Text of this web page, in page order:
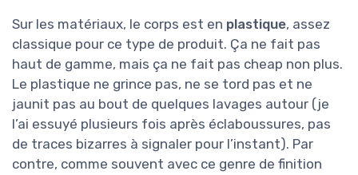
Sur les matériaux, le corps est en plastique, assez
classique pour ce type de produit. Ça ne fait pas
haut de gamme, mais ça ne fait pas cheap non plus.
Le plastique ne grince pas, ne se tord pas et ne
jaunit pas au bout de quelques lavages autour (je
l’ai essuyé plusieurs fois après éclaboussures, pas
de traces bizarres à signaler pour l’instant). Par
contre, comme souvent avec ce genre de finition